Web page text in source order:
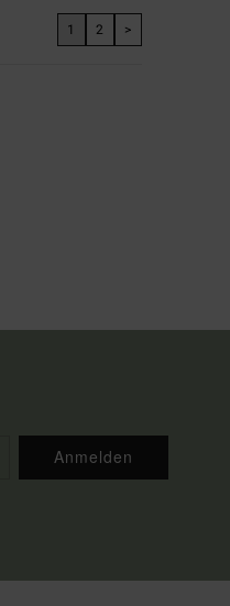
1 2 >
Anmelden